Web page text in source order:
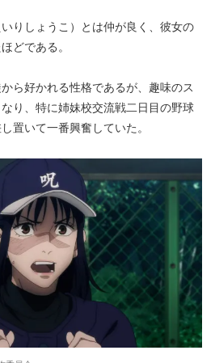
りしょうこ）とは仲が良く、彼女の
どである。
ら好かれる性格であるが、趣味のス
り、特に姉妹校交流戦二日目の野球
置いて一番興奮していた。